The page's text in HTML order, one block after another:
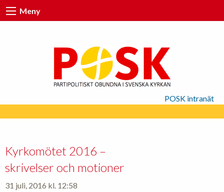
Meny
POSK intranät
Kyrkomötet 2016 –
skrivelser och motioner
31 juli, 2016 kl. 12:58